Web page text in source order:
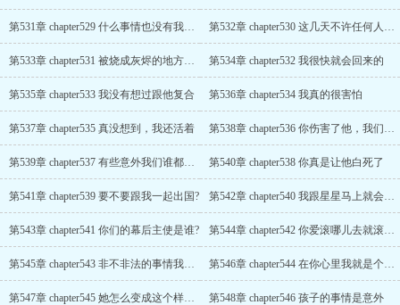
第531章 chapter529 什么事情也没有我妹妹的事情重要 第532章 chapter530 这几天不许任何人打扰他
第533章 chapter531 被烧成灰烬的地方叫宋朝安 第534章 chapter532 我很快就会回来的
第535章 chapter533 我没有想过跟他复合 第536章 chapter534 我真的很害怕
第537章 chapter535 真没想到，我还活着 第538章 chapter536 你伤害了他，我们绝对不会放过你的
第539章 chapter537 有些意外我们谁都没法预料 第540章 chapter538 你真是让他白死了
第541章 chapter539 要不要跟我一起出国? 第542章 chapter540 我跟星星马上就会出国了
第543章 chapter541 你们的幕后主使是谁? 第544章 chapter542 你爱滚哪儿去就滚哪儿去
第545章 chapter543 非不非法的事情我都做过了 第546章 chapter544 在你心里我就是个戏子
第547章 chapter545 她怎么变成这个样子了 第548章 chapter546 孩子的事情是意外